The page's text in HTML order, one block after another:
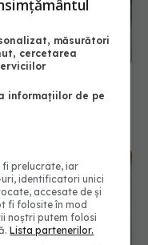
intestinal
în ficat".
de urgență
măsurători
cercetarea
informațiilor de pe
fi prelucrate, iar
identificatori unici
accesate de și
fi folosite în mod
noștri putem folosi
Lista partenerilor.